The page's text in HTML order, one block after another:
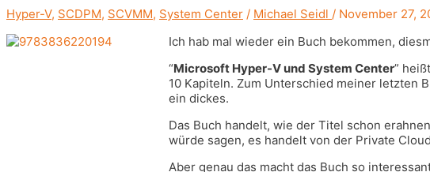
Hyper-V, SCDPM, SCVMM, System Center / Michael Seidl / November 27,
Ich hab mal wieder ein Buch bekommen,
“Microsoft Hyper-V und System Center”
10 Kapiteln. Zum Unterschied meiner letzten
ein dickes.
Das Buch handelt, wie der Titel schon
würde sagen, es handelt von der Private
Aber genau das macht das Buch so